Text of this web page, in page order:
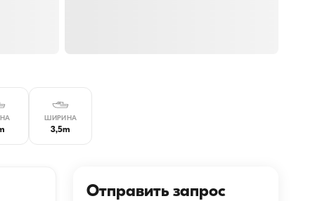
ШИРИНА
3,5m
Отправить запрос